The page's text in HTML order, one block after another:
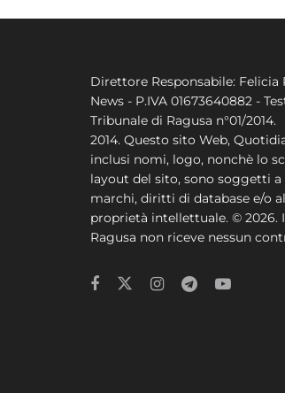
Direttore Responsabile: Felicia
News - P.IVA 01673640882 -
Tribunale di Ragusa n°01/2014.
2014. Questo sito Web,
inclusi nomi, logo, nonchè lo
layout del sito, sono soggetti
marchi, diritti di database e/o
proprietà intellettuale. © 2026.
Ragusa non riceve nessun